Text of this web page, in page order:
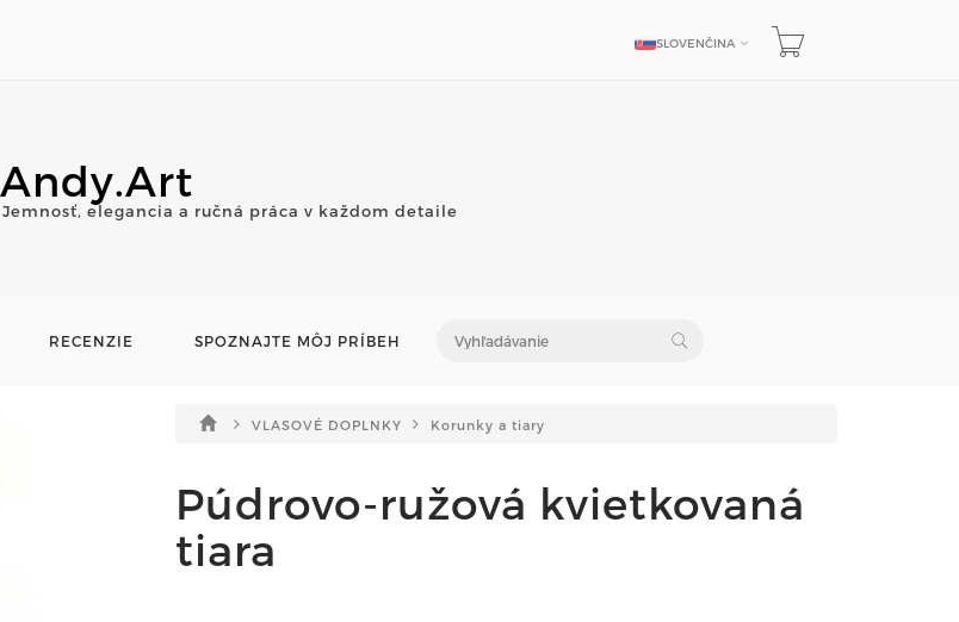
SLOVENČINA
JAZYK
Andy.Art
Jemnosť, elegancia a ručná práca v každom detaile
RECENZIE SPOZNAJTE MÔJ PRÍBEH
VLASOVÉ DOPLNKY Korunky a tiary
Púdrovo-ružová kvietkovaná
tiara